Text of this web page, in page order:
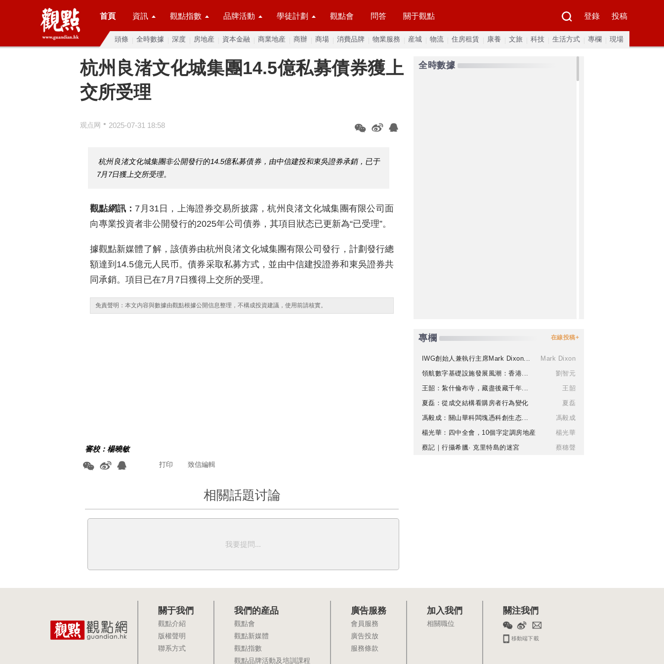
首頁 資訊 觀點指數 品牌活動 學徒計劃 觀點會 問答 關于觀點 登錄 投稿
頭條 全時數據 深度 房地産 資本金融 商業地産 商辦 商場 消費品牌 物業服務 産城 物流 住房租賃 康養 文旅 科技 生活方式 專欄 現場
杭州良渚文化城集團14.5億私募債券獲上
交所受理
观点网 • 2025-07-31 18:58
杭州良渚文化城集團非公開發行的14.5億私募債券，由中信建投和東吳證券承銷，已于
7月7日獲上交所受理。
觀點網訊： 7月31日，上海證券交易所披露，杭州良渚文化城集團有限公司面
向專業投資者非公開發行的2025年公司債券，其項目狀态已更新為“已受理”。
據觀點新媒體了解，該債券由杭州良渚文化城集團有限公司發行，計劃發行總
額達到14.5億元人民币。債券采取私募方式，並由中信建投證券和東吳證券共
同承銷。項目已在7月7日獲得上交所的受理。
免責聲明：本文内容與數據由觀點根據公開信息整理，不構成投資建議，使用前請核實。
審校：楊曉敏
致信編輯
打印
相關話題讨論
我要提問...
全時數據
專欄 在線投稿+
IWG創始人兼執行主席Mark Dixon...
Mark Dixon
領航數字基礎設施發展風潮：香港...
劉智元
王韶：紮什倫布寺，藏盡後藏千年...
王韶
夏磊：從成交結構看購房者行為變化
夏磊
馮毅成：關山華科闆塊憑科創生态...
馮毅成
楊光華：四中全會，10個字定調房地産
楊光華
蔡記｜行攝希臘· 克里特島的迷宮
蔡穗聲
關于我們
觀點介紹
版權聲明
聯系方式
我們的産品
觀點會
觀點新媒體
觀點指數
觀點品牌活動及培訓課程
廣告服務
會員服務
廣告投放
服務條款
加入我們
相關職位
關注我們
移動端下載